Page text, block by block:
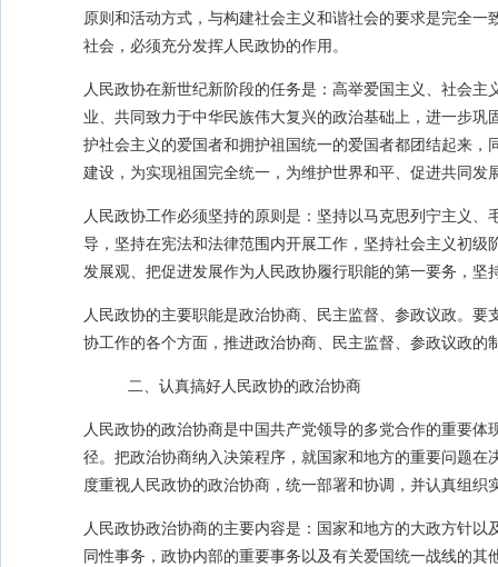
原则和活动方式，与构建社会主义和谐社会的要求是完全
社会，必须充分发挥人民政协的作用。
人民政协在新世纪新阶段的任务是：高举爱国主义、社会
业、共同致力于中华民族伟大复兴的政治基础上，进一步
护社会主义的爱国者和拥护祖国统一的爱国者都团结起来
建设，为实现祖国完全统一，为维护世界和平、促进共同发
人民政协工作必须坚持的原则是：坚持以马克思列宁主义
导，坚持在宪法和法律范围内开展工作，坚持社会主义初
发展观、把促进发展作为人民政协履行职能的第一要务，
人民政协的主要职能是政治协商、民主监督、参政议政。
协工作的各个方面，推进政治协商、民主监督、参政议政的
二、认真搞好人民政协的政治协商
人民政协的政治协商是中国共产党领导的多党合作的重要
径。把政治协商纳入决策程序，就国家和地方的重要问题
度重视人民政协的政治协商，统一部署和协调，并认真组织
人民政协政治协商的主要内容是：国家和地方的大政方针
同性事务，政协内部的重要事务以及有关爱国统一战线的其